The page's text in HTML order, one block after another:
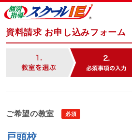
資料請求 お申し込みフォーム
ご希望の教室
戸頭校